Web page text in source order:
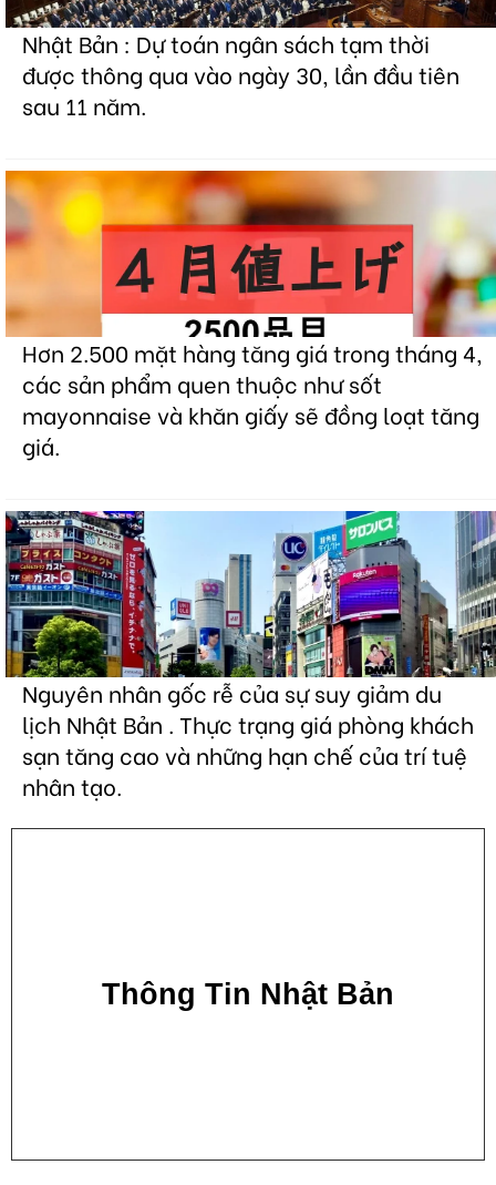
Nhật Bản : Dự toán ngân sách tạm thời
được thông qua vào ngày 30, lần đầu tiên
sau 11 năm.
Hơn 2.500 mặt hàng tăng giá trong tháng 4,
các sản phẩm quen thuộc như sốt
mayonnaise và khăn giấy sẽ đồng loạt tăng
giá.
Nguyên nhân gốc rễ của sự suy giảm du
lịch Nhật Bản . Thực trạng giá phòng khách
sạn tăng cao và những hạn chế của trí tuệ
nhân tạo.
Thông Tin Nhật Bản